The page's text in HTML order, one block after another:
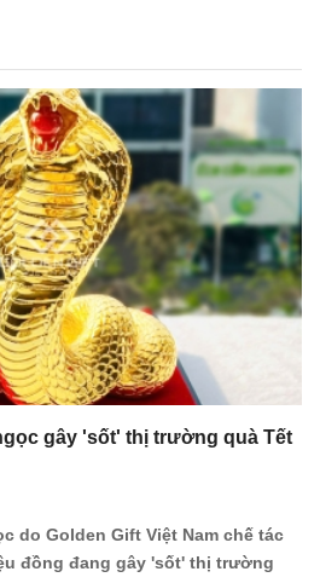
gây 'sốt' thị trường quà Tết
do Golden Gift Việt Nam chế tác
đồng đang gây 'sốt' thị trường